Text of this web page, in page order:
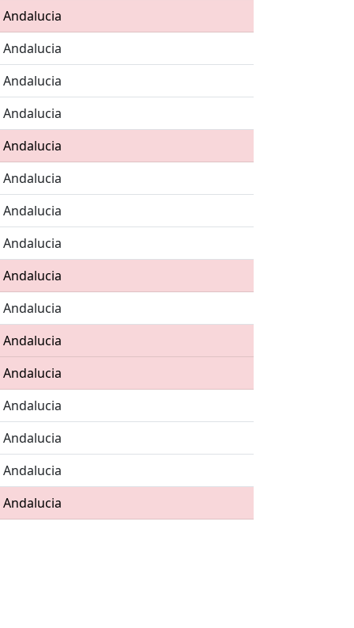
Andalucia
Andalucia
Andalucia
Andalucia
Andalucia
Andalucia
Andalucia
Andalucia
Andalucia
Andalucia
Andalucia
Andalucia
Andalucia
Andalucia
Andalucia
Andalucia